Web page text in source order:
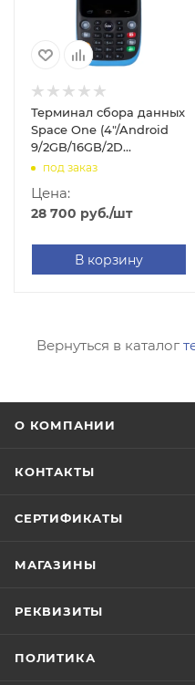
Терминал сбора данных
Space One (4"/Android
9/2GB/16GB/2D
SE4710/WIFI/BT/LTE/
под заказ
Цена:
28 700 руб./шт
В корзину
Вернуться в каталог
О КОМПАНИИ
КОНТАКТЫ
СЕРТИФИКАТЫ
МАГАЗИНЫ
РЕКВИЗИТЫ
ПОЛИТИКА